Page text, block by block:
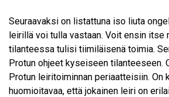
Seuraavaksi on listattuna iso liuta
leirillä voi tulla vastaan. Voit ensin itse
tilanteessa tulisi tiimiläisenä toimia.
Protun ohjeet kyseiseen tilanteeseen.
Protun leiritoiminnan periaatteisiin. On
huomioitavaa, että jokainen leiri on